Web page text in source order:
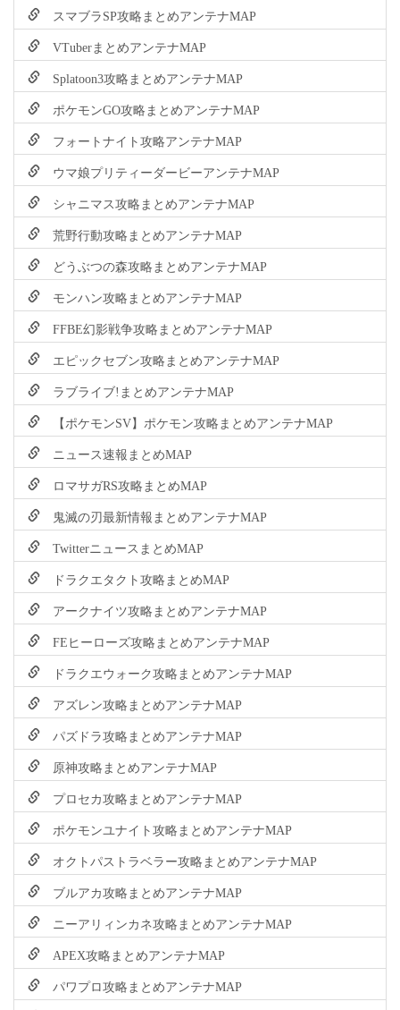
スマブラSP攻略まとめアンテナMAP
VTuberまとめアンテナMAP
Splatoon3攻略まとめアンテナMAP
ポケモンGO攻略まとめアンテナMAP
フォートナイト攻略アンテナMAP
ウマ娘プリティーダービーアンテナMAP
シャニマス攻略まとめアンテナMAP
荒野行動攻略まとめアンテナMAP
どうぶつの森攻略まとめアンテナMAP
モンハン攻略まとめアンテナMAP
FFBE幻影戦争攻略まとめアンテナMAP
エピックセブン攻略まとめアンテナMAP
ラブライブ!まとめアンテナMAP
【ポケモンSV】ポケモン攻略まとめアンテナMAP
ニュース速報まとめMAP
ロマサガRS攻略まとめMAP
鬼滅の刃最新情報まとめアンテナMAP
TwitterニュースまとめMAP
ドラクエタクト攻略まとめMAP
アークナイツ攻略まとめアンテナMAP
FEヒーローズ攻略まとめアンテナMAP
ドラクエウォーク攻略まとめアンテナMAP
アズレン攻略まとめアンテナMAP
パズドラ攻略まとめアンテナMAP
原神攻略まとめアンテナMAP
プロセカ攻略まとめアンテナMAP
ポケモンユナイト攻略まとめアンテナMAP
オクトパストラベラー攻略まとめアンテナMAP
ブルアカ攻略まとめアンテナMAP
ニーアリィンカネ攻略まとめアンテナMAP
APEX攻略まとめアンテナMAP
パワプロ攻略まとめアンテナMAP